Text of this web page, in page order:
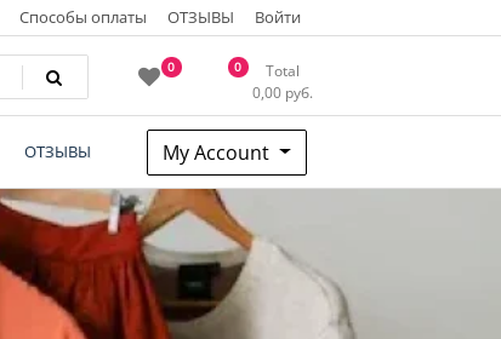
Способы оплаты ОТЗЫВЫ Войти
0 0
Total
0,00 руб.
ОТЗЫВЫ My Account